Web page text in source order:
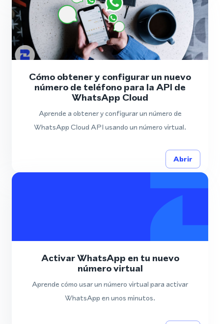
Cómo obtener y configurar un nuevo
número de teléfono para la API de
WhatsApp Cloud
Aprende a obtener y configurar un número de
WhatsApp Cloud API usando un número virtual.
Abrir
Activar WhatsApp en tu nuevo
número virtual
Aprende cómo usar un número virtual para activar
WhatsApp en unos minutos.